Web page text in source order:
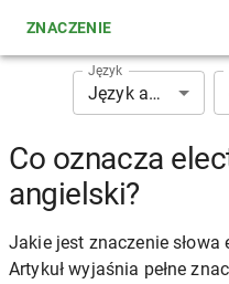
ZNACZENIE
Język
Język angielski
Co oznacza
angielski?
Jakie jest znaczenie
Artykuł wyjaśnia pełne